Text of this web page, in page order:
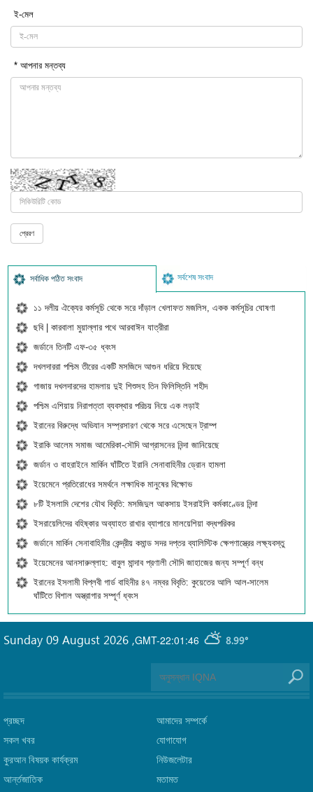
ই-মেল
* আপনার মন্তব্য
সর্বাধিক পঠিত সংবাদ সর্বশেষ সংবাদ
১১ দলীয় ঐক্যের কর্মসূচি থেকে সরে দাঁড়াল খেলাফত মজলিস, একক কর্মসূচির ঘোষণা
ছবি | কারবালা মুয়াল্লার পথে আরবাঈন যাত্রীরা
জর্ডানে তিনটি এফ-৩৫ ধ্বংস
দখলদাররা পশ্চিম তীরের একটি মসজিদে আগুন ধরিয়ে দিয়েছে
গাজায় দখলদারদের হামলায় দুই শিশুসহ তিন ফিলিস্তিনি শহীদ
পশ্চিম এশিয়ায় নিরাপত্তা ব্যবস্থার পরিচয় নিয়ে এক লড়াই
ইরানের বিরুদ্ধে অভিযান সম্প্রসারণ থেকে সরে এসেছেন ট্রাম্প
ইরাকি আলেম সমাজ আমেরিকা-সৌদি আগ্রাসনের নিন্দা জানিয়েছে
জর্ডান ও বাহরাইনে মার্কিন ঘাঁটিতে ইরানি সেনাবাহিনীর ড্রোন হামলা
ইয়েমেনে প্রতিরোধের সমর্থনে লক্ষাধিক মানুষের বিক্ষোভ
৮টি ইসলামি দেশের যৌথ বিবৃতি: মসজিদুল আকসায় ইসরাইলি কর্মকাণ্ডের নিন্দা
ইসরায়েলিদের বহিষ্কার অব্যাহত রাখার ব্যাপারে মালয়েশিয়া বদ্ধপরিকর
জর্ডানে মার্কিন সেনাবাহিনীর কেন্দ্রীয় কমান্ড সদর দপ্তর ব্যালিস্টিক ক্ষেপণাস্ত্রের লক্ষ্যবস্তু
ইয়েমেনের আনসারুল্লাহ: বাবুল মান্দাব প্রণালী সৌদি জাহাজের জন্য সম্পূর্ণ বন্ধ
ইরানের ইসলামী বিপ্লবী গার্ড বাহিনীর ৪৭ নম্বর বিবৃতি: কুয়েতের আলি আল-সালেম
ঘাঁটিতে বিশাল অস্ত্রাগার সম্পূর্ণ ধ্বংস
GMT-22:01:46 8.99°
Sunday 09 August 2026 ,
প্রচ্ছদ
সকল খবর
কুরআন বিষয়ক কার্যক্রম
আর্ন্তজাতিক
আমাদের সম্পর্কে
যোগাযোগ
নিউজলেটার
মতামত